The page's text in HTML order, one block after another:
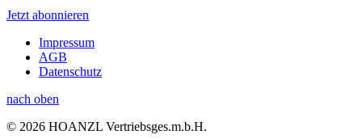
Jetzt abonnieren
Impressum
AGB
Datenschutz
nach oben
© 2026 HOANZL Vertriebsges.m.b.H.